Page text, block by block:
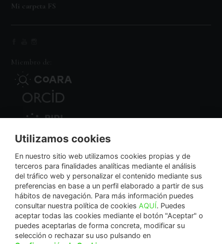
Mi carpeta FS
Miembro de:
Nodo Regional
NextGenerationEU
La Fundación Séneca-Agencia de Ciencia y Tecnología de la Región de Murcia es una
entidad sin ánimo de lucro, bajo forma de fundación del sector público autonómico, inscrita
Utilizamos cookies
En nuestro sitio web utilizamos cookies propias y de
terceros para finalidades analíticas mediante el análisis
del tráfico web y personalizar el contenido mediante sus
preferencias en base a un perfil elaborado a partir de sus
hábitos de navegación. Para más información puedes
consultar nuestra política de cookies AQUÍ. Puedes
aceptar todas las cookies mediante el botón "Aceptar" o
puedes aceptarlas de forma concreta, modificar su
selección o rechazar su uso pulsando en